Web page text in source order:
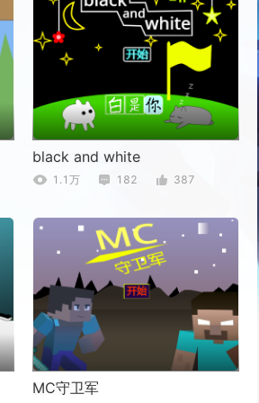
black and white
1.1万 182 387
MC守卫军